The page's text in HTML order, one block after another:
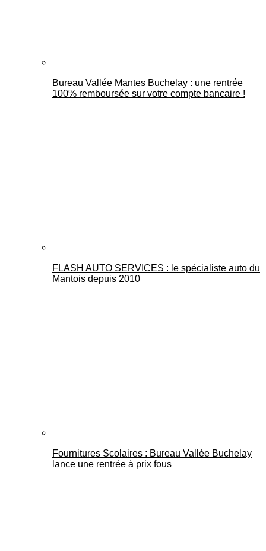
Bureau Vallée Mantes Buchelay : une rentrée
100% remboursée sur votre compte bancaire !
FLASH AUTO SERVICES : le spécialiste auto du
Mantois depuis 2010
Fournitures Scolaires : Bureau Vallée Buchelay
lance une rentrée à prix fous